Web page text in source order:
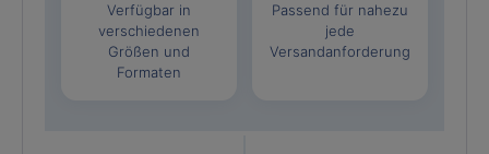
Verfügbar in
verschiedenen
Größen und
Formaten
Passend für nahezu
jede
Versandanforderung